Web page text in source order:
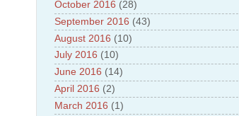
October 2016 (28)
September 2016 (43)
August 2016 (10)
July 2016 (10)
June 2016 (14)
April 2016 (2)
March 2016 (1)